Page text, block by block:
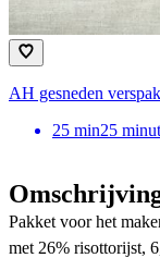
AH gesneden
25 min25
Pakket voor het
met 26% risottorijst,